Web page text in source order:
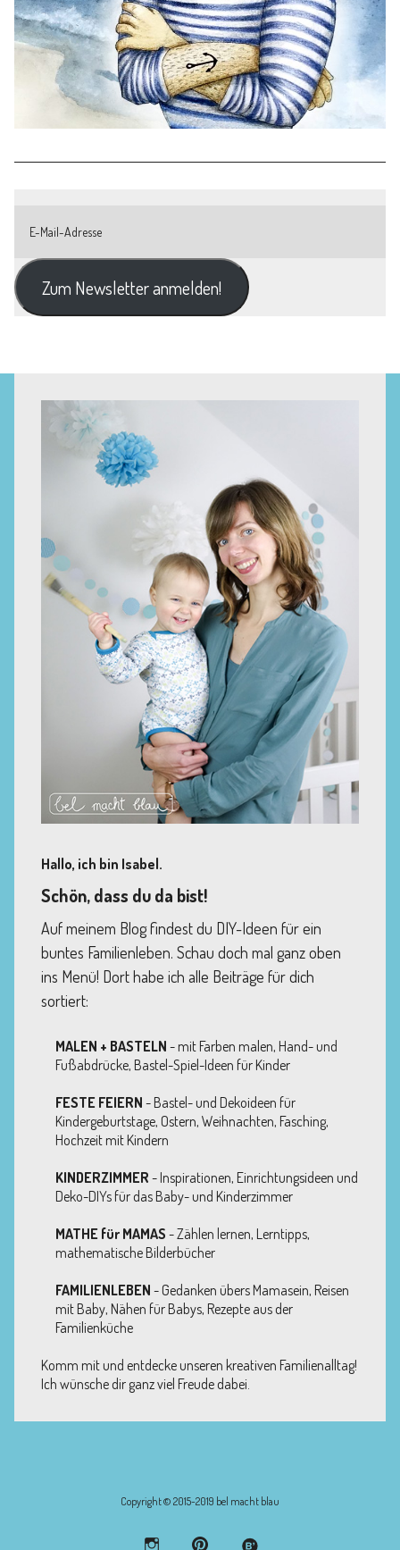
Zum Newsletter anmelden!
Hallo, ich bin Isabel.
Schön, dass du da bist!
Auf meinem Blog findest du DIY-Ideen für ein
buntes Familienleben. Schau doch mal ganz oben
ins Menü! Dort habe ich alle Beiträge für dich
sortiert:
MALEN + BASTELN - mit Farben malen, Hand- und
Fußabdrücke, Bastel-Spiel-Ideen für Kinder
FESTE FEIERN - Bastel- und Dekoideen für
Kindergeburtstage, Ostern, Weihnachten, Fasching,
Hochzeit mit Kindern
KINDERZIMMER - Inspirationen, Einrichtungsideen und
Deko-DIYs für das Baby- und Kinderzimmer
MATHE für MAMAS - Zählen lernen, Lerntipps,
mathematische Bilderbücher
FAMILIENLEBEN - Gedanken übers Mamasein, Reisen
mit Baby, Nähen für Babys, Rezepte aus der
Familienküche
Komm mit und entdecke unseren kreativen Familienalltag!
Ich wünsche dir ganz viel Freude dabei.
Copyright © 2015-2019 bel macht blau